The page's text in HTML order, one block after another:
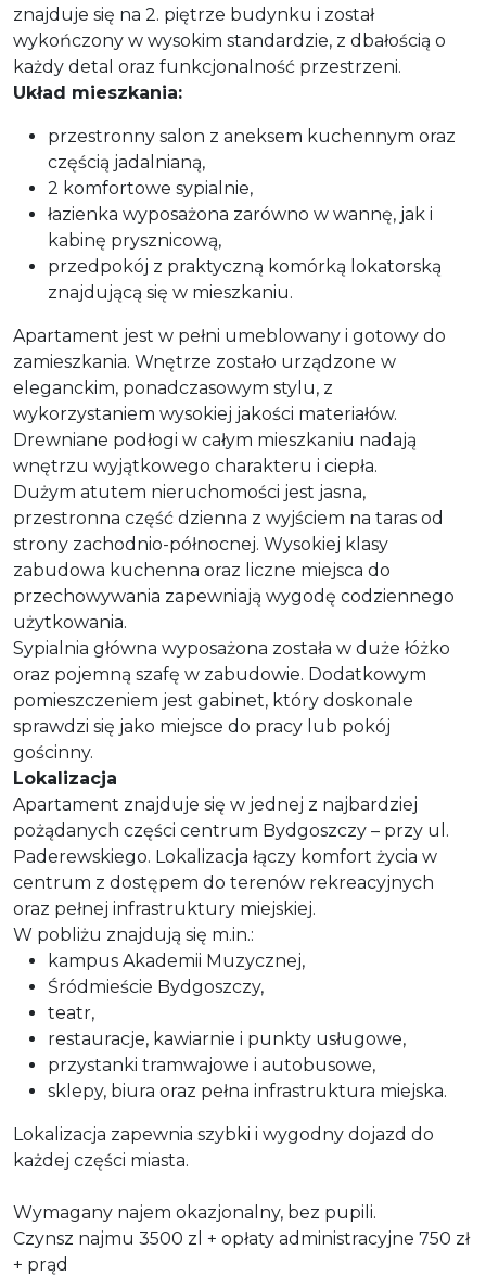
znajduje się na 2. piętrze budynku i został
wykończony w wysokim standardzie, z dbałością o
każdy detal oraz funkcjonalność przestrzeni.
Układ mieszkania:
przestronny salon z aneksem kuchennym oraz
częścią jadalnianą,
2 komfortowe sypialnie,
łazienka wyposażona zarówno w wannę, jak i
kabinę prysznicową,
przedpokój z praktyczną komórką lokatorską
znajdującą się w mieszkaniu.
Apartament jest w pełni umeblowany i gotowy do
zamieszkania. Wnętrze zostało urządzone w
eleganckim, ponadczasowym stylu, z
wykorzystaniem wysokiej jakości materiałów.
Drewniane podłogi w całym mieszkaniu nadają
wnętrzu wyjątkowego charakteru i ciepła.
Dużym atutem nieruchomości jest jasna,
przestronna część dzienna z wyjściem na taras od
strony zachodnio-północnej. Wysokiej klasy
zabudowa kuchenna oraz liczne miejsca do
przechowywania zapewniają wygodę codziennego
użytkowania.
Sypialnia główna wyposażona została w duże łóżko
oraz pojemną szafę w zabudowie. Dodatkowym
pomieszczeniem jest gabinet, który doskonale
sprawdzi się jako miejsce do pracy lub pokój
gościnny.
Lokalizacja
Apartament znajduje się w jednej z najbardziej
pożądanych części centrum Bydgoszczy – przy ul.
Paderewskiego. Lokalizacja łączy komfort życia w
centrum z dostępem do terenów rekreacyjnych
oraz pełnej infrastruktury miejskiej.
W pobliżu znajdują się m.in.:
kampus Akademii Muzycznej,
Śródmieście Bydgoszczy,
teatr,
restauracje, kawiarnie i punkty usługowe,
przystanki tramwajowe i autobusowe,
sklepy, biura oraz pełna infrastruktura miejska.
Lokalizacja zapewnia szybki i wygodny dojazd do
każdej części miasta.
Wymagany najem okazjonalny, bez pupili.
Czynsz najmu 3500 zl + opłaty administracyjne 750 zł
+ prąd